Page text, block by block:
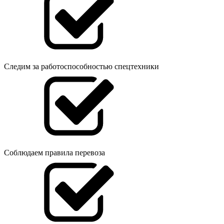
Следим за работоспособностью спецтехники
Соблюдаем правила перевоза